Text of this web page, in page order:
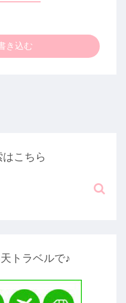
き込む
こちら
トラベルで♪